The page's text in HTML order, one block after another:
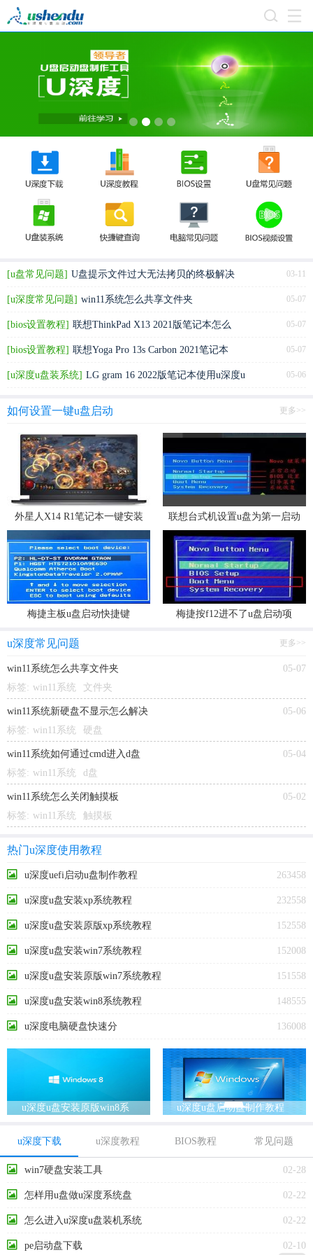
1 2 3 4
[u盘常见问题] U盘提示文件过大无法拷贝的终极解决
方法（NTFS/exFAT格式转换）
03-11
[u深度常见问题] win11系统怎么共享文件夹 05-07
[bios设置教程] 联想ThinkPad X13 2021版笔记本怎么
通过bios设置u盘启动
05-07
[bios设置教程] 联想Yoga Pro 13s Carbon 2021笔记本
怎么通过bios设置u盘启动
05-07
[u深度u盘装系统] LG gram 16 2022版笔记本使用u深度u 05-06
如何设置一键u盘启动 更多>>
外星人X14 R1笔记本一键安装
win11系统教程
联想台式机设置u盘为第一启动
项
梅捷主板u盘启动快捷键 梅捷按f12进不了u盘启动项
u深度常见问题 更多>>
win11系统怎么共享文件夹
05-07
标签: win11系统 文件夹
win11系统新硬盘不显示怎么解决
05-06
标签: win11系统 硬盘
win11系统如何通过cmd进入d盘
05-04
标签: win11系统 d盘
win11系统怎么关闭触摸板
05-02
标签: win11系统 触摸板
热门u深度使用教程
u深度uefi启动u盘制作教程 263458
u深度u盘安装xp系统教程 232558
u深度u盘安装原版xp系统教程 152558
u深度u盘安装win7系统教程 152008
u深度u盘安装原版win7系统教程 151558
u深度u盘安装win8系统教程 148555
u深度电脑硬盘快速分 136008
u深度u盘安装原版win8系
u深度u盘启动盘制作教程
u深度下载 u深度教程 BIOS教程 常见问题
win7硬盘安装工具 02-28
怎样用u盘做u深度系统盘 02-22
怎么进入u深度u盘装机系统 02-22
pe启动盘下载 02-10